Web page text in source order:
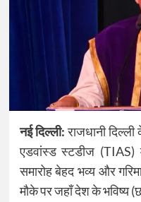
नई दिल्ली:राजधानी
एडवांस्ड स्टडीज (TIAS) में
समारोह बेहद भव्य और
मौके पर जहाँ देश के भविष्य